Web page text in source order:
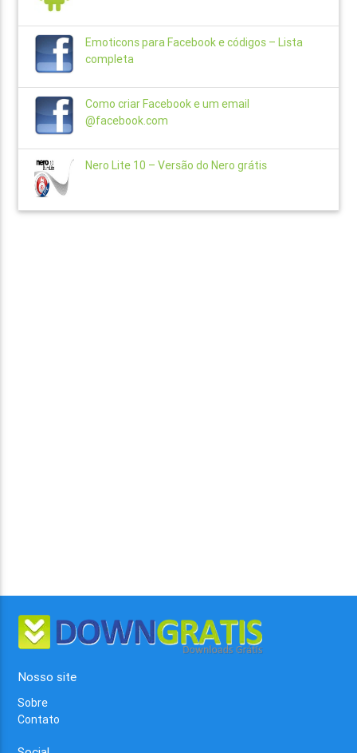
Emoticons para Facebook e códigos – Lista
completa
Como criar Facebook e um email
@facebook.com
Nero Lite 10 – Versão do Nero grátis
Nosso site
Sobre
Contato